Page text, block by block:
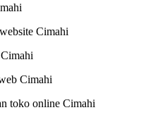
Cimahi
Cimahi
toko online Cimahi